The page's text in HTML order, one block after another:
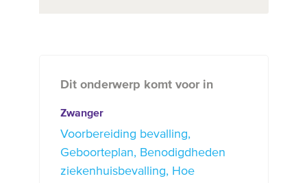
Dit onderwerp komt voor in
Zwanger
Voorbereiding bevalling
Geboorteplan
Benodigdheden
ziekenhuisbevalling
Hoe